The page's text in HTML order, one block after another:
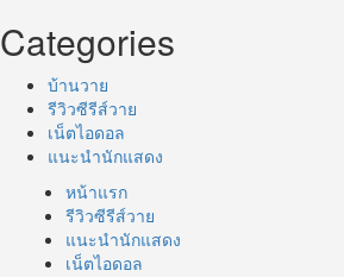
Categories
บ้านวาย
รีวิวซีรีส์วาย
เน็ตไอดอล
แนะนำนักแสดง
หน้าแรก
รีวิวซีรีส์วาย
แนะนำนักแสดง
เน็ตไอดอล